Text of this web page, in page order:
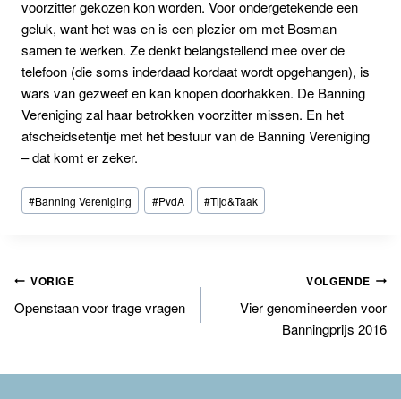
voorzitter gekozen kon worden. Voor ondergetekende een
geluk, want het was en is een plezier om met Bosman
samen te werken. Ze denkt belangstellend mee over de
telefoon (die soms inderdaad kordaat wordt opgehangen), is
wars van gezweef en kan knopen doorhakken. De Banning
Vereniging zal haar betrokken voorzitter missen. En het
afscheidsetentje met het bestuur van de Banning Vereniging
– dat komt er zeker.
Bericht
tags:
#Banning Vereniging #PvdA #Tijd&Taak
Bericht
VORIGE
Openstaan voor trage vragen
VOLGENDE
Vier genomineerden voor
Banningprijs 2016